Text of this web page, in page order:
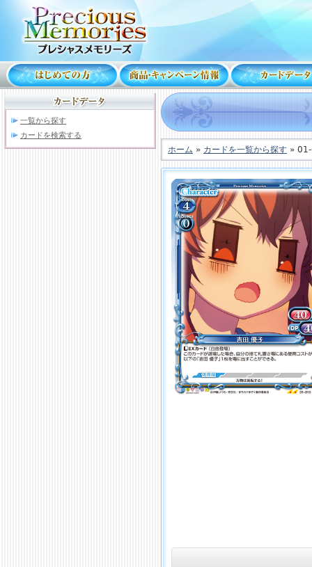
一覧から探す
カードを検索する
ホーム » カードを一覧から探す »